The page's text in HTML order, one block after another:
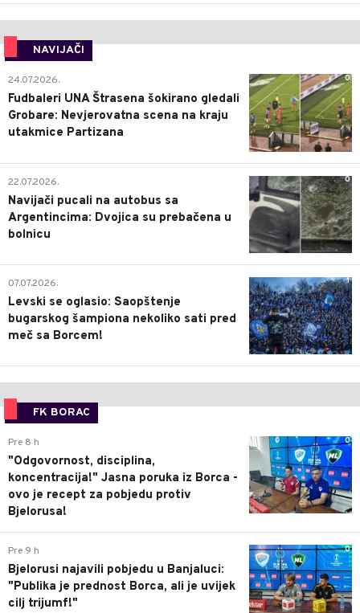
NAVIJAČI
0
24.07.2026.
Fudbaleri UNA Štrasena šokirano gledali
Grobare: Nevjerovatna scena na kraju
utakmice Partizana
0
22.07.2026.
Navijači pucali na autobus sa
Argentincima: Dvojica su prebačena u
bolnicu
1
07.07.2026.
Levski se oglasio: Saopštenje
bugarskog šampiona nekoliko sati pred
meč sa Borcem!
FK BORAC
0
Pre 8 h
"Odgovornost, disciplina,
koncentracija!" Jasna poruka iz Borca -
ovo je recept za pobjedu protiv
Bjelorusa!
0
Pre 9 h
Bjelorusi najavili pobjedu u Banjaluci:
"Publika je prednost Borca, ali je uvijek
cilj trijumf!"